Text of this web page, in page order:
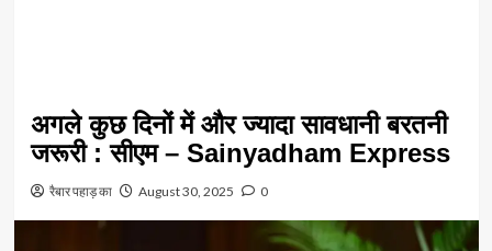
अगले कुछ दिनों में और ज्यादा सावधानी बरतनी
जरूरी : सीएम – Sainyadham Express
रैबार पहाड़ का August 30, 2025 0